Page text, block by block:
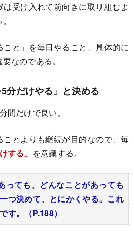
受け入れて前向きに取り組むよ
と」を毎日やること、具体的に
なのである。
分だけやる」と決める
だけで良い。
とよりも継続が目的なので、毎
する」 を意識する。
っても、どんなことがあっても
つ決めて、とにかくやる。これ
す。（P.188）